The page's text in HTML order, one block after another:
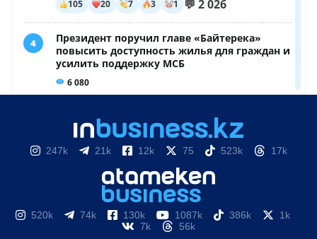
247k 21k 12k 75 523k 17k
520k 74k 130k 1087k 386k
1k
7k
56k